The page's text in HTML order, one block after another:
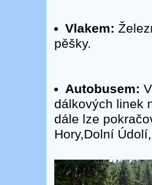
Vlakem:
pěšky.
Autobusem:
dálkových linek
dále lze
Hory,Dolní